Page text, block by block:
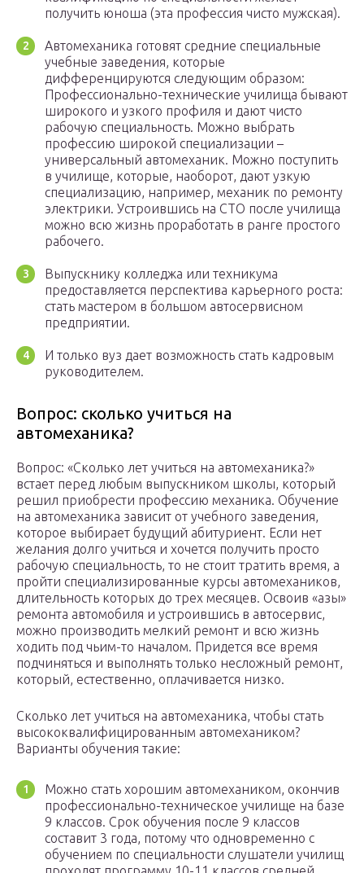
получить юноша (эта профессия чисто мужская).
Автомеханика готовят средние специальные
учебные заведения, которые
дифференцируются следующим образом:
Профессионально-технические училища бывают
широкого и узкого профиля и дают чисто
рабочую специальность. Можно выбрать
профессию широкой специализации –
универсальный автомеханик. Можно поступить
в училище, которые, наоборот, дают узкую
специализацию, например, механик по ремонту
электрики. Устроившись на СТО после училища
можно всю жизнь проработать в ранге простого
рабочего.
Выпускнику колледжа или техникума
предоставляется перспектива карьерного роста:
стать мастером в большом автосервисном
предприятии.
И только вуз дает возможность стать кадровым
руководителем.
Вопрос: сколько учиться на
автомеханика?
Вопрос: «Сколько лет учиться на автомеханика?»
встает перед любым выпускником школы, который
решил приобрести профессию механика. Обучение
на автомеханика зависит от учебного заведения,
которое выбирает будущий абитуриент. Если нет
желания долго учиться и хочется получить просто
рабочую специальность, то не стоит тратить время, а
пройти специализированные курсы автомехаников,
длительность которых до трех месяцев. Освоив «азы»
ремонта автомобиля и устроившись в автосервис,
можно производить мелкий ремонт и всю жизнь
ходить под чьим-то началом. Придется все время
подчиняться и выполнять только несложный ремонт,
который, естественно, оплачивается низко.
Сколько лет учиться на автомеханика, чтобы стать
высококвалифицированным автомехаником?
Варианты обучения такие:
Можно стать хорошим автомехаником, окончив
профессионально-техническое училище на базе
9 классов. Срок обучения после 9 классов
составит 3 года, потому что одновременно с
обучением по специальности слушатели училищ